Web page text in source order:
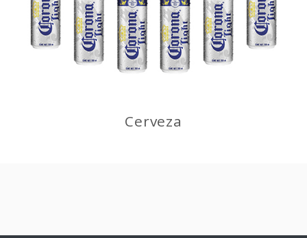
Cerveza